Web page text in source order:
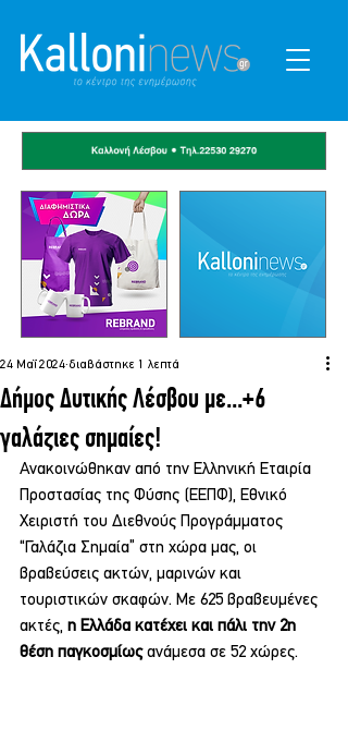
Δήμος Δυτικής Λέσβου με...+6
γαλάζιες σημαίες!
24 Μαΐ 2024 διαβάστηκε 1 λεπτά
Ανακοινώθηκαν από την Ελληνική Εταιρία
Προστασίας της Φύσης (ΕΕΠΦ), Εθνικό
Χειριστή του Διεθνούς Προγράμματος
“Γαλάζια Σημαία” στη χώρα μας, οι
βραβεύσεις ακτών, μαρινών και
τουριστικών σκαφών. Με 625 βραβευμένες
ακτές, η Ελλάδα κατέχει και πάλι την 2η
θέση παγκοσμίως ανάμεσα σε 52 χώρες.